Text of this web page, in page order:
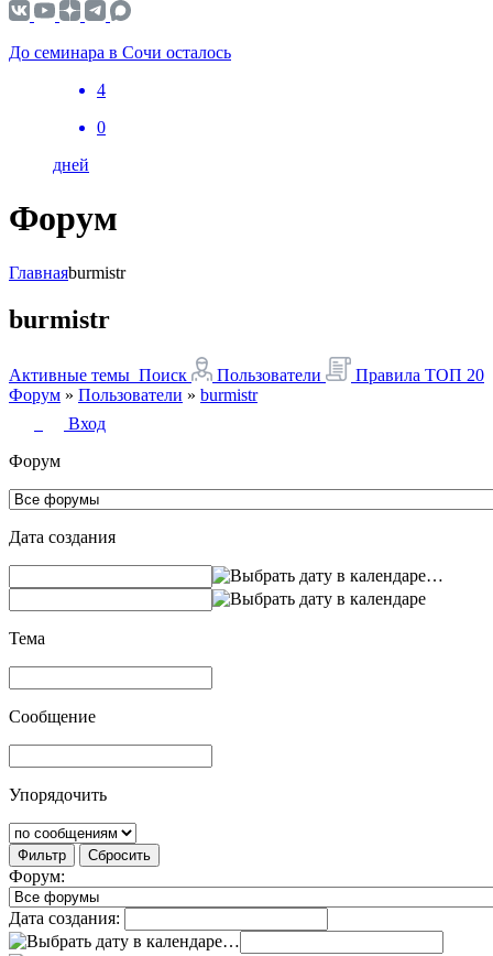
До семинара в Сочи осталось
4
0
дней
Форум
Главнаяburmistr
burmistr
Активные темы Поиск Пользователи Правила ТОП 20
Форум » Пользователи » burmistr
Вход
Форум
Дата создания
…
Тема
Сообщение
Упорядочить
Фильтр Сбросить
Форум:
Дата создания:
…